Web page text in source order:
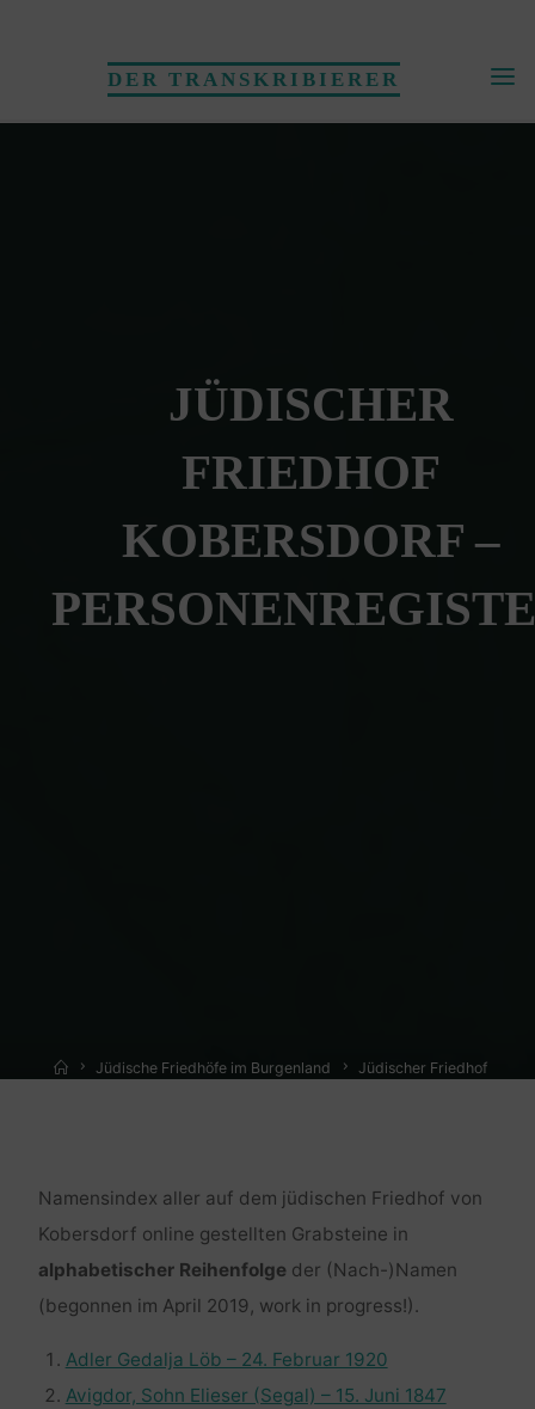
DER TRANSKRIBIERER
JÜDISCHER
FRIEDHOF
KOBERSDORF –
HomeJüdische Friedhöfe im Burgenland
Jüdischer Friedhof
Namensindex aller auf dem jüdischen Friedhof von
Kobersdorf online gestellten Grabsteine in
alphabetischer Reihenfolge der (Nach-)Namen
(begonnen im April 2019, work in progress!).
Adler Gedalja Löb – 24. Februar 1920
Avigdor, Sohn Elieser (Segal) – 15. Juni 1847